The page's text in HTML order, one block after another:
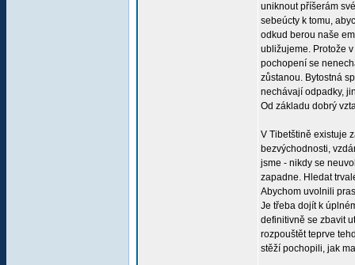
uniknout příšerám
sebeúcty k tomu,
odkud berou naše
ubližujeme. Protože
pochopení se
zůstanou. Bytostná
nechávají odpadky,
Od základu dobrý
V Tibetštině existuje
bezvýchodnosti,
jsme - nikdy se
zapadne. Hledat
Abychom uvolnili
Je třeba dojít k
definitivně se zbavit
rozpouštět teprve
stěží pochopili, jak